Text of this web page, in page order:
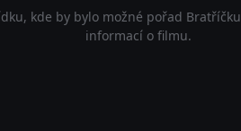
kde by bylo možné pořad
informací o filmu.